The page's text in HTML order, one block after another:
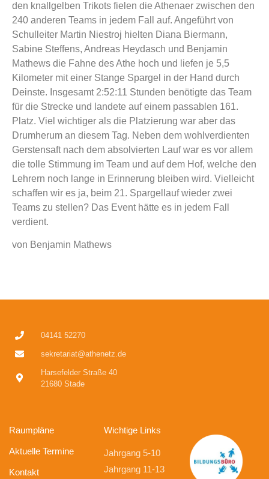
den knallgelben Trikots fielen die Athenaer zwischen den
240 anderen Teams in jedem Fall auf. Angeführt von
Schulleiter Martin Niestroj hielten Diana Biermann,
Sabine Steffens, Andreas Heydasch und Benjamin
Mathews die Fahne des Athe hoch und liefen je 5,5
Kilometer mit einer Stange Spargel in der Hand durch
Deinste. Insgesamt 2:52:11 Stunden benötigte das Team
für die Strecke und landete auf einem passablen 161.
Platz. Viel wichtiger als die Platzierung war aber das
Drumherum an diesem Tag. Neben dem wohlverdienten
Gerstensaft nach dem absolvierten Lauf war es vor allem
die tolle Stimmung im Team und auf dem Hof, welche den
Lehrern noch lange in Erinnerung bleiben wird. Vielleicht
schaffen wir es ja, beim 21. Spargellauf wieder zwei
Teams zu stellen? Das Event hätte es in jedem Fall
verdient.
von Benjamin Mathews
04141 52270
sekretariat@athenetz.de
Harsefelder Straße 40
21680 Stade
Raumpläne
Aktuelle Termine
Kontakt
Wichtige Links
Jahrgang 5-10
Jahrgang 11-13